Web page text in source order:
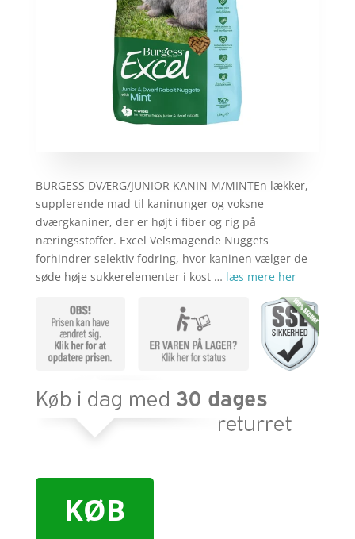
BURGESS DVÆRG/JUNIOR KANIN M/MINTEn lækker,
supplerende mad til kaninunger og voksne
dværgkaniner, der er højt i fiber og rig på
næringsstoffer. Excel Velsmagende Nuggets
forhindrer selektiv fodring, hvor kaninen vælger de
søde høje sukkerelementer i kost … læs mere her
KØB